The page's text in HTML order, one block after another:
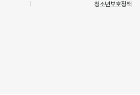
청소년보호정책